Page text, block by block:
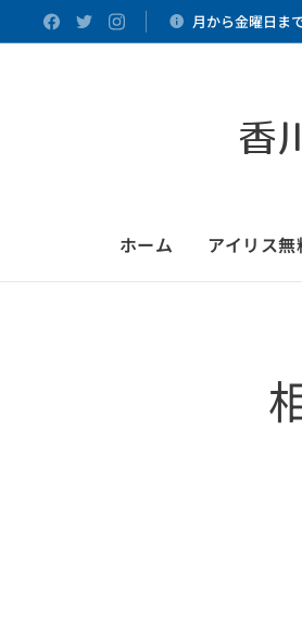
月から金曜日ま
香
ホーム アイリス